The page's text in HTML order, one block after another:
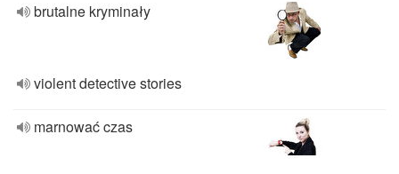
brutalne kryminały
violent detective stories
marnować czas